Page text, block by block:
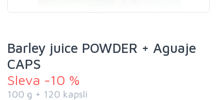
Barley juice POWDER + Aguaje
CAPS
Sleva -10 %
100 g + 120 kapslí